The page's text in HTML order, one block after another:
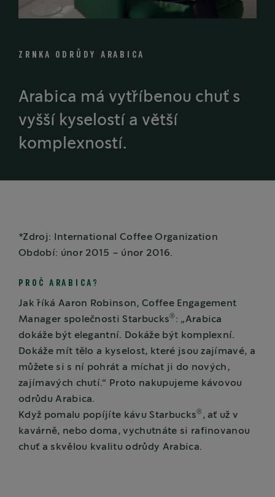
ZRNKA ODRŮDY ARABICA
Arabica má vytříbenou chuť s
vyšší kyselostí a větší
komplexností.
*Zdroj: International Coffee Organization
Období: únor 2015 – únor 2016.
PROČ ARABICA?
Jak říká Aaron Robinson, Coffee Engagement
Manager společnosti Starbucks® : „Arabica
dokáže být elegantní. Dokáže být komplexní.
Dokáže mít tělo a kyselost, které jsou zajímavé, a
můžete si s ní pohrát a míchat ji do nových,
zajímavých chutí.“ Proto nakupujeme kávovou
odrůdu Arabica.
Když pomalu popíjíte kávu Starbucks® , ať už v
kavárně, nebo doma, vychutnáte si rafinovanou
chuť a skvělou kvalitu odrůdy Arabica.